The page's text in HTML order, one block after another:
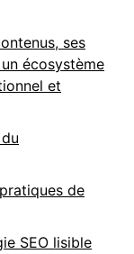
ses
écosystème
et
de
SEO lisible